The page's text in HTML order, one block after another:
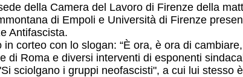
della Camera del Lavoro di Firenze della
di Empoli e Università di Firenze
Antifascista.
corteo con lo slogan: “È ora, è ora di
Roma e diversi interventi di esponenti
sciolgano i gruppi neofascisti", a cui lui stesso